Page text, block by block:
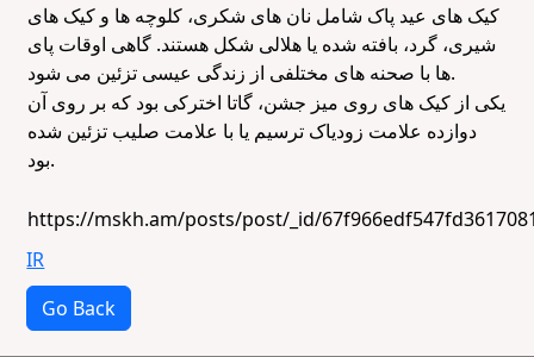
کیک های عید پاک شامل نان های شکری، کلوچه ها و کیک های
شیری، گرد، بافته شده یا هلالی شکل هستند. گاهی اوقات پای
ها با صحنه های مختلفی از زندگی عیسی تزئین می شود.
یکی از کیک های روی میز جشن، گاتا اخترکی بود که بر روی آن
دوازده علامت زودیاک ترسیم یا با علامت صلیب تزئین شده
بود.
https://mskh.am/posts/post/_id/
IR
Go Back